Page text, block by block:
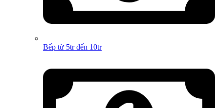
Bếp từ 5tr đến 10tr